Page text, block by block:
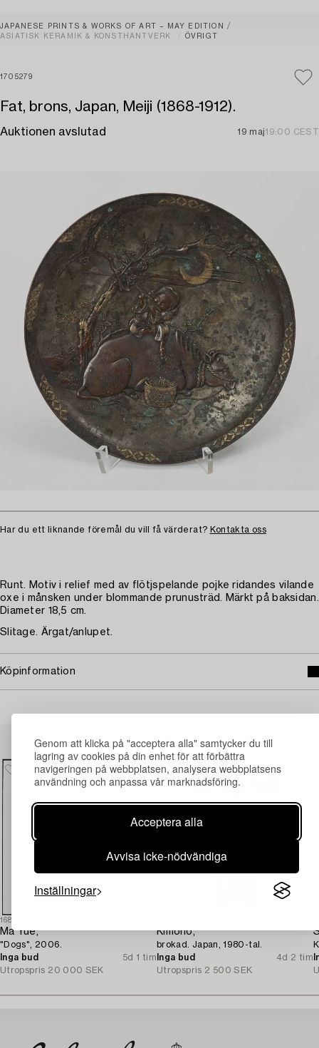
Genom att klicka på "acceptera alla" samtycker du till
lagring av cookies på din enhet för att förbättra
navigeringen på webbplatsen, analysera webbplatsens
användning och anpassa vår marknadsföring.
Acceptera alla
Avvisa icke-nödvändiga
Inställningar
JAPANESE PRINTS & WORKS OF ART – MAY EDITION
ASIATISK KERAMIK & KONSTHANTVERK
ÖVRIGT
1705279
Fat, brons, Japan, Meiji (1868-1912).
Auktionen avslutad 19 maj19:00 CEST
Har du ett liknande föremål du vill få värderat? Kontakta oss
Runt. Motiv i relief med av flötjspelande pojke ridandes vilande
oxe i månsken under blommande prunusträd. Märkt på baksidan.
Diameter 18,5 cm.
Slitage. Ärgat/anlupet.
Köpinformation
1688630
Ma Yue,
"Dogs", 2006.
Inga bud
5d 1 tim
Utropspris 20 000 SEK
Kimono,
brokad. Japan, 1980-tal.
Inga bud
4d 2 tim
Utropspris 2 500 SEK